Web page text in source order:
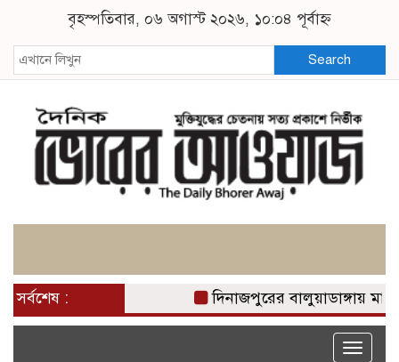
বৃহস্পতিবার, ০৬ অগাস্ট ২০২৬, ১০:০৪ পূর্বাহ্ন
Search
সর্বশেষ : দিনাজপুরের বালুয়াডাঙ্গায়
Toggle